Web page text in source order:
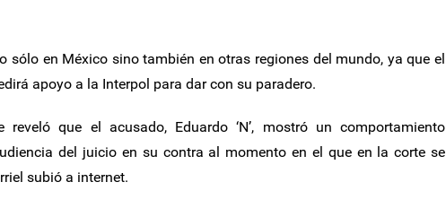
sólo en México sino también en otras regiones del mundo, ya que el
apoyo a la Interpol para dar con su paradero.
reveló que el acusado, Eduardo ‘N’, mostró un comportamiento
del juicio en su contra al momento en el que en la corte se
subió a internet.